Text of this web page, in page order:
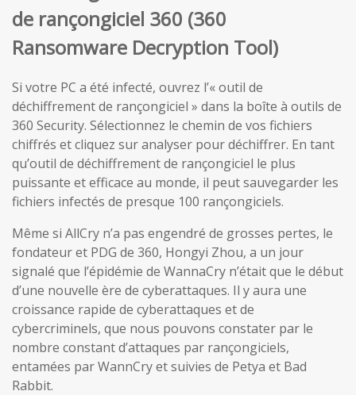
de rançongiciel 360 (360
Ransomware Decryption Tool)
Si votre PC a été infecté, ouvrez l’« outil de
déchiffrement de rançongiciel » dans la boîte à outils de
360 Security. Sélectionnez le chemin de vos fichiers
chiffrés et cliquez sur analyser pour déchiffrer. En tant
qu’outil de déchiffrement de rançongiciel le plus
puissante et efficace au monde, il peut sauvegarder les
fichiers infectés de presque 100 rançongiciels.
Même si AllCry n’a pas engendré de grosses pertes, le
fondateur et PDG de 360, Hongyi Zhou, a un jour
signalé que l’épidémie de WannaCry n’était que le début
d’une nouvelle ère de cyberattaques. Il y aura une
croissance rapide de cyberattaques et de
cybercriminels, que nous pouvons constater par le
nombre constant d’attaques par rançongiciels,
entamées par WannCry et suivies de Petya et Bad
Rabbit.